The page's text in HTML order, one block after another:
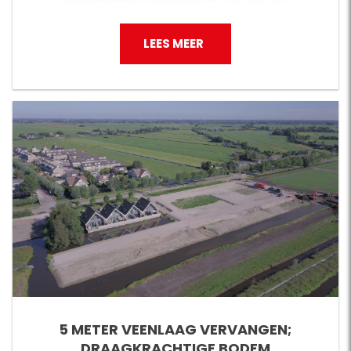
LEES MEER
5 METER VEENLAAG VERVANGEN;